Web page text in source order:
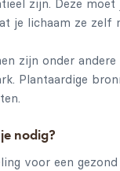
zijn. Deze
je lichaam ze zelf
zijn onder
Plantaardige
nodig?
voor een